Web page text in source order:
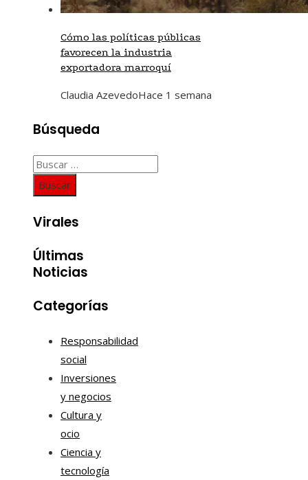
Cómo las políticas públicas
favorecen la industria
exportadora marroquí
Claudia AzevedoHace 1 semana
Búsqueda
Buscar:
Virales
Últimas
Noticias
Categorías
Responsabilidad
social
Inversiones
y negocios
Cultura y
ocio
Ciencia y
tecnología